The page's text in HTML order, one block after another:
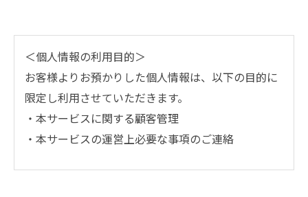
＜個人情報の利用目的＞
お客様よりお預かりした個人情報は、以下の目的に
限定し利用させていただきます。
・本サービスに関する顧客管理
・本サービスの運営上必要な事項のご連絡